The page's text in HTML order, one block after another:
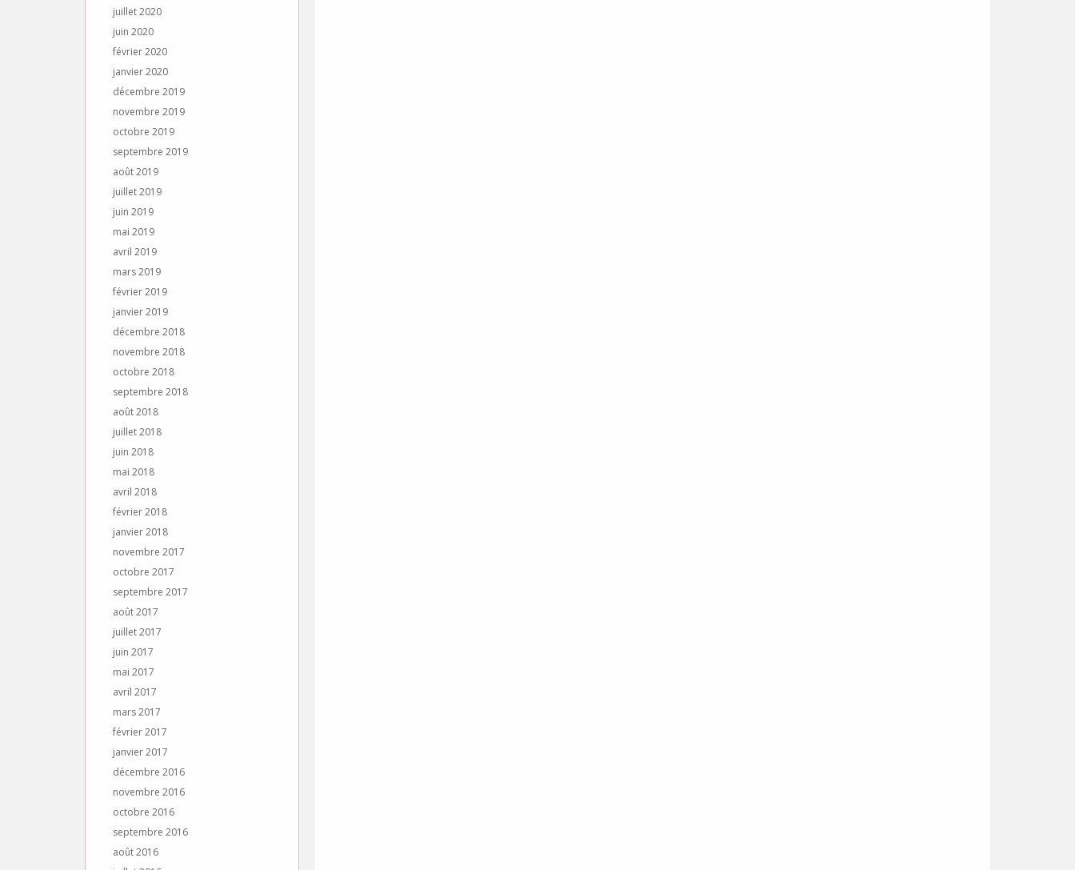
juillet 2020
juin 2020
février 2020
janvier 2020
décembre 2019
novembre 2019
octobre 2019
septembre 2019
août 2019
juillet 2019
juin 2019
mai 2019
avril 2019
mars 2019
février 2019
janvier 2019
décembre 2018
novembre 2018
octobre 2018
septembre 2018
août 2018
juillet 2018
juin 2018
mai 2018
avril 2018
février 2018
janvier 2018
novembre 2017
octobre 2017
septembre 2017
août 2017
juillet 2017
juin 2017
mai 2017
avril 2017
mars 2017
février 2017
janvier 2017
décembre 2016
novembre 2016
octobre 2016
septembre 2016
août 2016